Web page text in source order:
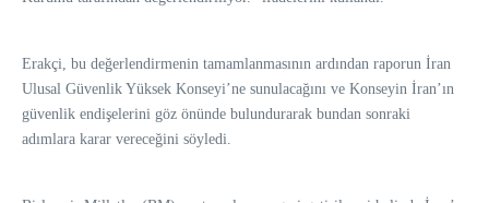
Erakçi, bu değerlendirmenin tamamlanmasının ardından raporun İran
Ulusal Güvenlik Yüksek Konseyi’ne sunulacağını ve Konseyin İran’ın
güvenlik endişelerini göz önünde bulundurarak bundan sonraki
adımlara karar vereceğini söyledi.